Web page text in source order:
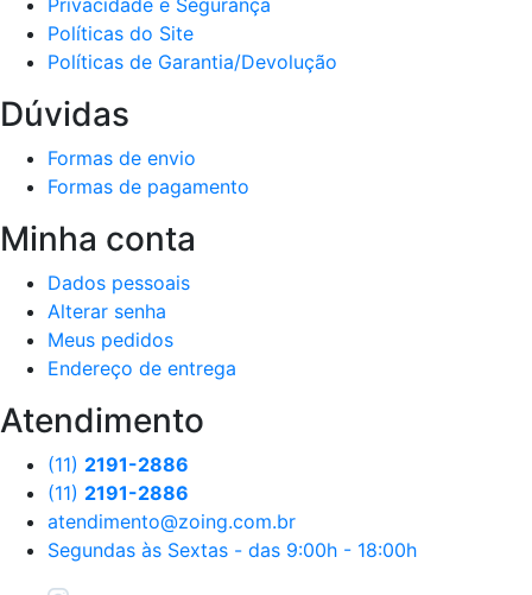
Políticas do Site
Políticas de Garantia/Devolução
Dúvidas
Formas de envio
Formas de pagamento
Minha conta
Dados pessoais
Alterar senha
Meus pedidos
Endereço de entrega
Atendimento
(11) 2191-2886
(11) 2191-2886
atendimento@zoing.com.br
Segundas às Sextas - das 9:00h - 18:00h